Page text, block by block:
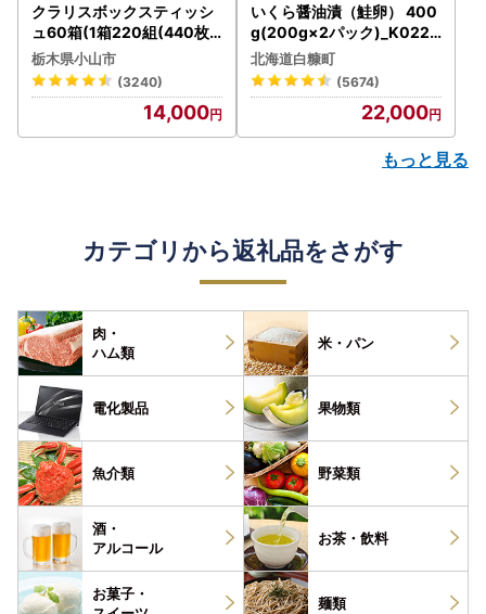
クラリスボックスティッシ
ュ60箱(1箱220組(440枚))
(5個入り×12セット)【配送
不可地域：離島・沖縄県】
【1256759】
栃木県小山市
(3240)
14,000
いくら醤油漬（鮭卵） 400
g(200g×2パック)_K022-
1676
北海道白糠町
(5674)
22,000
もっと見る
カテゴリから返礼品をさがす
肉・
ハム類
米・パン
電化製品 果物類
魚介類 野菜類
酒・
アルコール
お茶・ 飲料
お菓子・
麺類